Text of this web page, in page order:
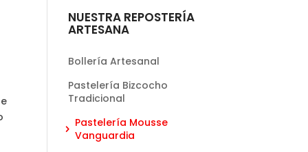
NUESTRA REPOSTERÍA
ARTESANA
Bollería Artesanal
Pastelería Bizcocho
Tradicional
Pastelería Mousse
Vanguardia